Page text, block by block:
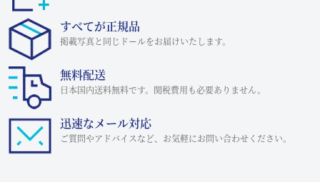
すべてが正規品
掲載写真と同じドールをお届けいたします。
無料配送
日本国内送料無料です。関税費用も必要ありません。
迅速なメール対応
ご質問やアドバイスなど、お気軽にお問い合わせください。